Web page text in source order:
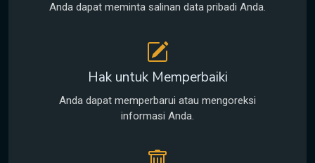
Anda dapat meminta salinan data pribadi Anda.
Hak untuk Memperbaiki
Anda dapat memperbarui atau mengoreksi
informasi Anda.